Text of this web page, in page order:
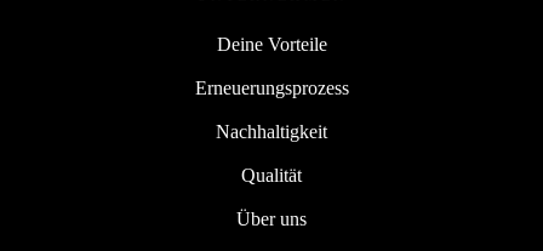
Deine Vorteile
Erneuerungsprozess
Nachhaltigkeit
Qualität
Über uns